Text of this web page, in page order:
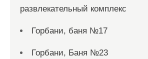
развлекательный комплекс
Горбани, баня №17
Горбани, Баня №23